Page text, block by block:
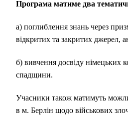
Програма матиме два
а) поглиблення знань через
відкритих та закритих джерел,
б) вивчення досвіду німецьких
спадщини.
Учасники також матимуть
в м. Берлін щодо військових